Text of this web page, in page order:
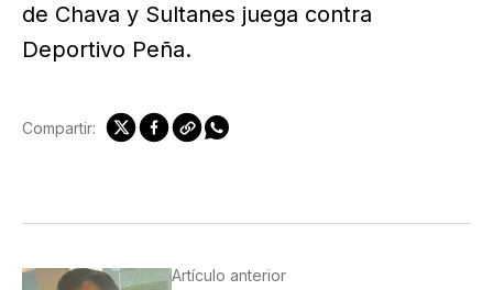
de Chava y Sultanes juega contra
Deportivo Peña.
Compartir:
Artículo anterior